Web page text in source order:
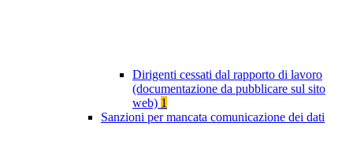
Dirigenti cessati dal rapporto di lavoro
(documentazione da pubblicare sul sito
web) 1
Sanzioni per mancata comunicazione dei dati